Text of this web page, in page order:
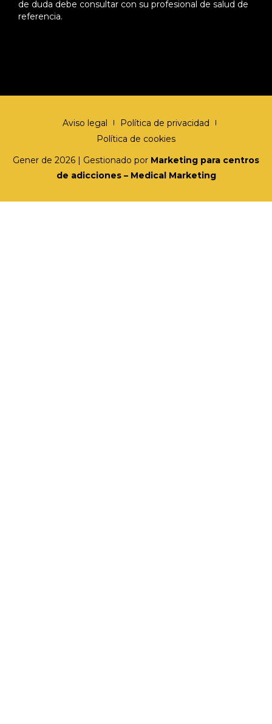
de duda debe consultar con su profesional de salud de
referencia.
Aviso legal
Política de privacidad
Política de cookies
Gener de 2026 | Gestionado por Marketing para centros
de adicciones – Medical Marketing